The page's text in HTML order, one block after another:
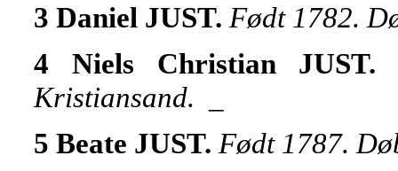
3 Daniel JUST. Født 1782.
4 Niels Christian
Kristiansand.
5 Beate JUST. Født 1787.